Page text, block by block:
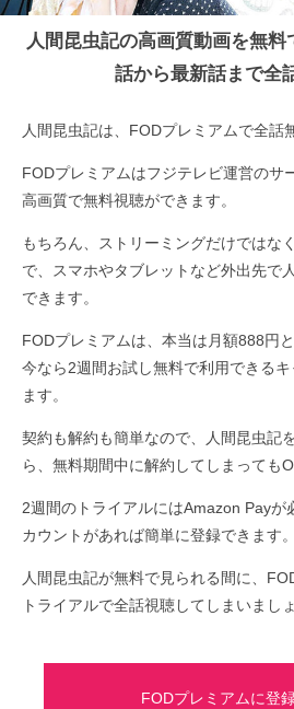
人間昆虫記の高画質動画を無
話から最新話まで全
人間昆虫記は、FODプレミアムで全話
FODプレミアムはフジテレビ運営のサ
高画質で無料視聴ができます。
もちろん、ストリーミングだけではな
で、スマホやタブレットなど外出先で
できます。
FODプレミアムは、本当は月額888円
今なら2週間お試し無料で利用できる
ます。
契約も解約も簡単なので、人間昆虫記
ら、無料期間中に解約してしまっても
2週間のトライアルにはAmazon Payが
カウントがあれば簡単に登録できます。
人間昆虫記が無料で見られる間に、
トライアルで全話視聴してしまいましょ
FODプレミアムに登